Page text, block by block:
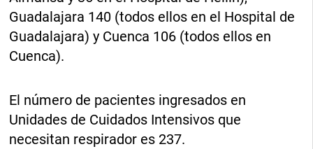
Guadalajara 140 (todos ellos en el Hospital de
Guadalajara) y Cuenca 106 (todos ellos en
Cuenca).
El número de pacientes ingresados en
Unidades de Cuidados Intensivos que
necesitan respirador es 237.